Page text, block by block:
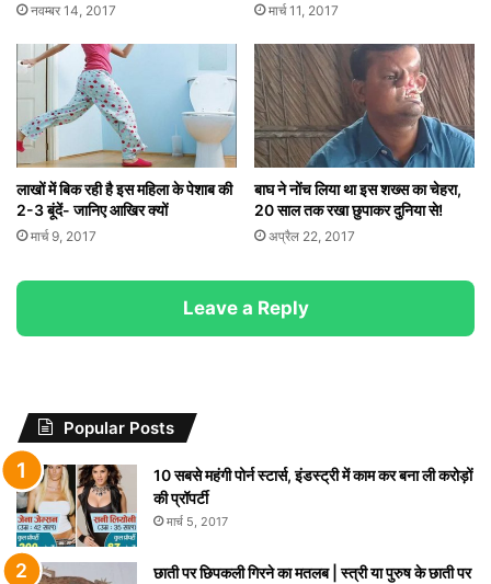
नवम्बर 14, 2017 मार्च 11, 2017
लाखों में बिक रही है इस महिला के पेशाब की
2-3 बूंदें- जानिए आखिर क्यों
मार्च 9, 2017
बाघ ने नोंच लिया था इस शख्स का चेहरा,
20 साल तक रखा छुपाकर दुनिया से!
अप्रैल 22, 2017
Leave a Reply
Popular Posts
10 सबसे महंगी पोर्न स्टार्स, इंडस्ट्री में काम कर बना ली करोड़ों
की प्रॉपर्टी
मार्च 5, 2017
छाती पर छिपकली गिरने का मतलब | स्त्री या पुरुष के छाती पर